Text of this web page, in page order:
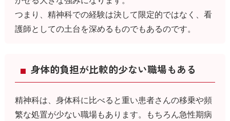
つまり、精神科での経験は決して限定的ではなく、看
護師としての土台を深めるものでもあるのです。
身体的負担が比較的少ない職場もある
精神科は、身体科に比べると重い患者さんの移乗や頻
繁な処置が少ない職場もあります。もちろん急性期病